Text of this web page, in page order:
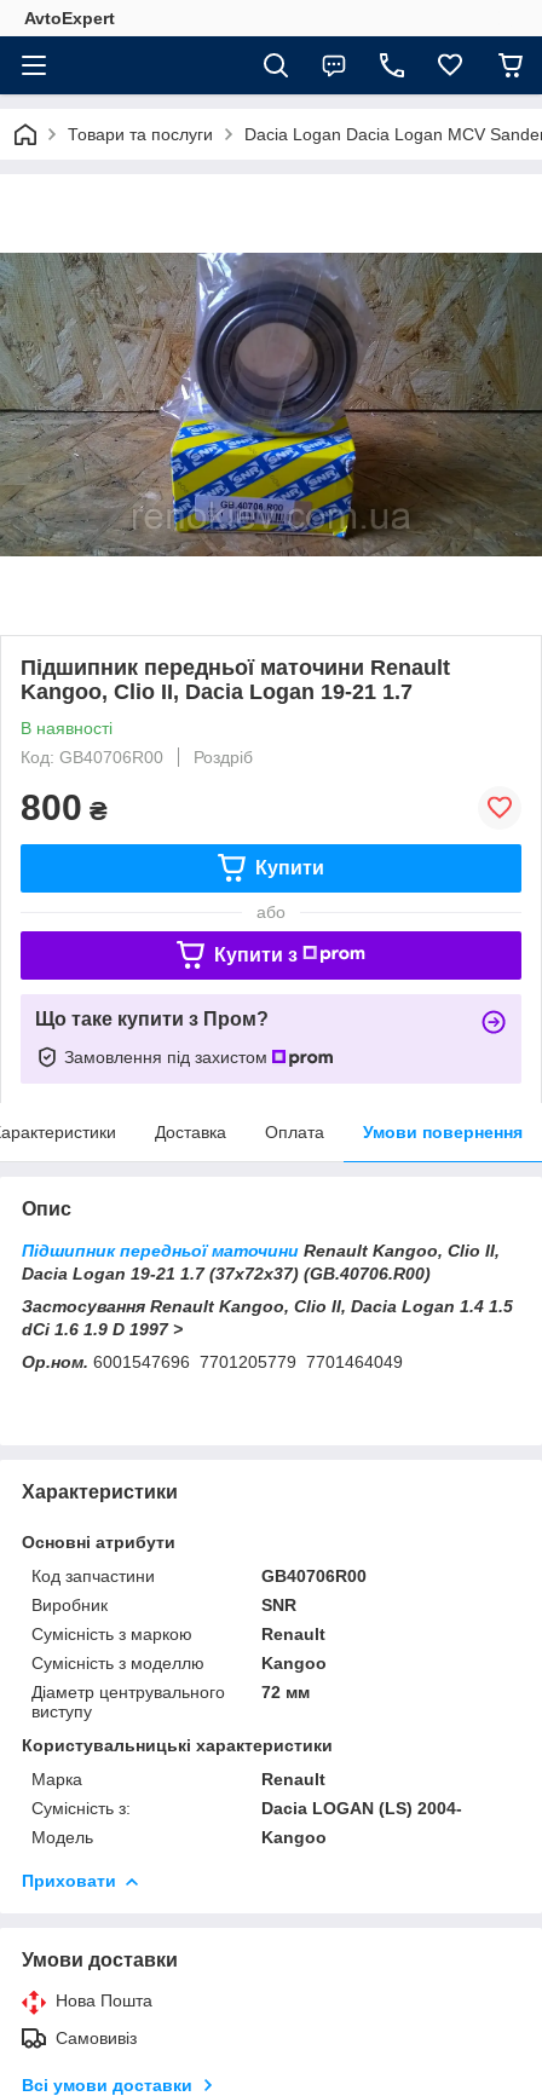
AvtoExpert
Товари та послуги Dacia Logan Dacia Logan MCV
Підшипник передньої маточини Renault
Kangoo, Clio II, Dacia Logan 19-21 1.7
В наявності
Код: GB40706R00
Роздріб
800 ₴
Купити
або
Купити з
Що таке купити з Пром?
Замовлення під захистом
Доставка Оплата Умови повернення
Опис
Підшипник передньої маточини Renault Kangoo, Clio II,
Dacia Logan 19-21 1.7 (37x72x37) (GB.40706.R00)
Застосування Renault Kangoo, Clio II, Dacia Logan 1.4 1.5
dCi 1.6 1.9 D 1997 >
Ор.ном. 6001547696 7701205779 7701464049
Характеристики
Основні атрибути
Код запчастини
GB40706R00
Виробник
SNR
Сумісність з маркою
Renault
Сумісність з моделлю
Kangoo
Діаметр центрувального
виступу
72 мм
Користувальницькі характеристики
Марка
Renault
Сумісність з:
Dacia LOGAN (LS) 2004-
Модель
Kangoo
Приховати
Умови доставки
Нова Пошта
Самовивіз
Всі умови доставки